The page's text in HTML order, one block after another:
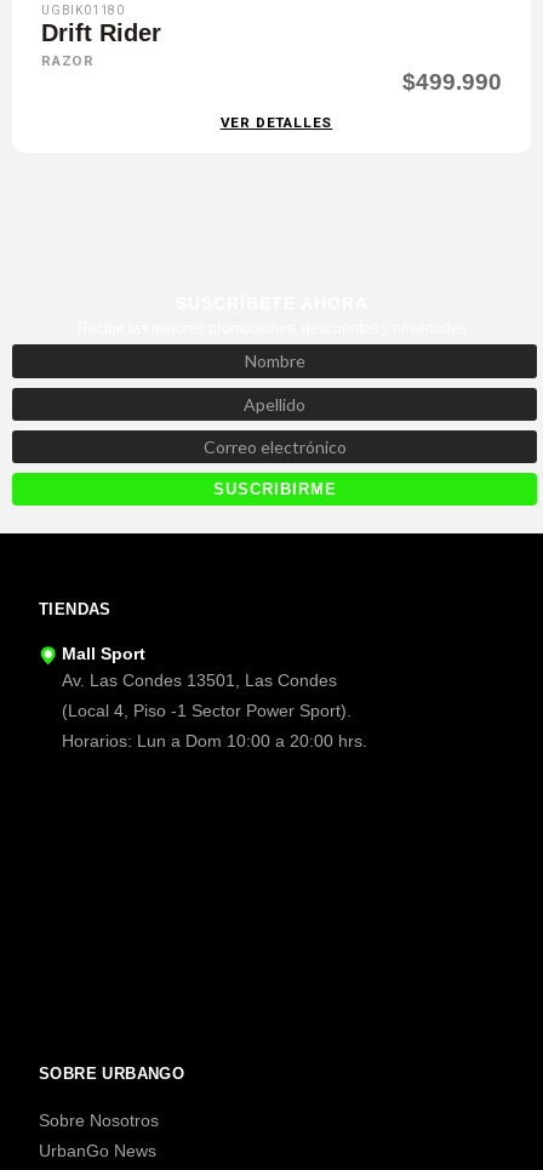
UGBIK01180
Drift Rider
RAZOR
$499.990
VER DETALLES
TIENDAS
Mall Sport
Av. Las Condes 13501, Las Condes
(Local 4, Piso -1 Sector Power Sport).
Horarios: Lun a Dom 10:00 a 20:00 hrs.
SOBRE URBANGO
Sobre Nosotros
UrbanGo News